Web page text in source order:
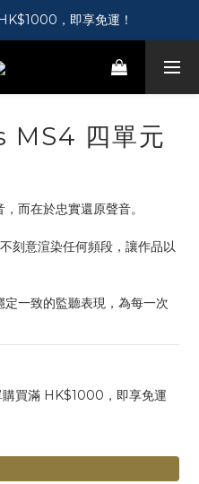
Showroom 免費體驗【按此】
，即享免運！
，即領即用！【按此】
四單元
而在於忠實還原聲音。
刻意渲染任何頻段，讓作品以
一致的監聽表現，為每一次
購買滿 HK$1000，即享免運